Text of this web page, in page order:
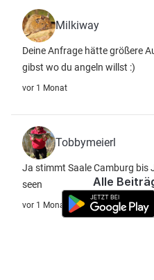
Milkiway
Deine Anfrage hätte größere
gibst wo du angeln willst :)
vor 1 Monat
Tobbymeierl
Ja stimmt Saale Camburg bis
seen
vor 1 Monat
Alle